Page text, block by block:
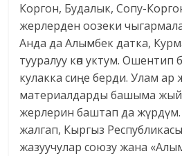
Коргон, Будалык, Сопу-
жерлерден оозеки
Анда да Алымбек датка,
тууралуу көп уктум. Ошентип
кулакка сиңе берди. Улам ар
материалдарды башыма
жерлерин баштап да
жалгап, Кыргыз
жазуучулар союзу жана